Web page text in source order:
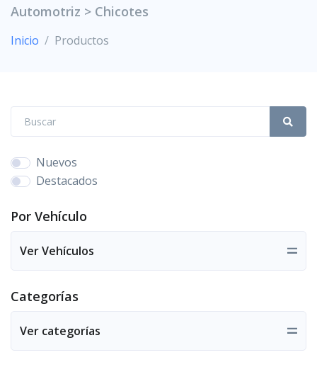
Automotriz > Chicotes
Inicio Productos
Nuevos
Destacados
Por Vehículo
Ver Vehículos
Categorías
Ver categorías